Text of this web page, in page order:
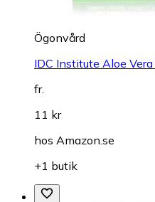
Ögonvård
IDC Institute Aloe
fr.
11 kr
hos Amazon.se
+1 butik